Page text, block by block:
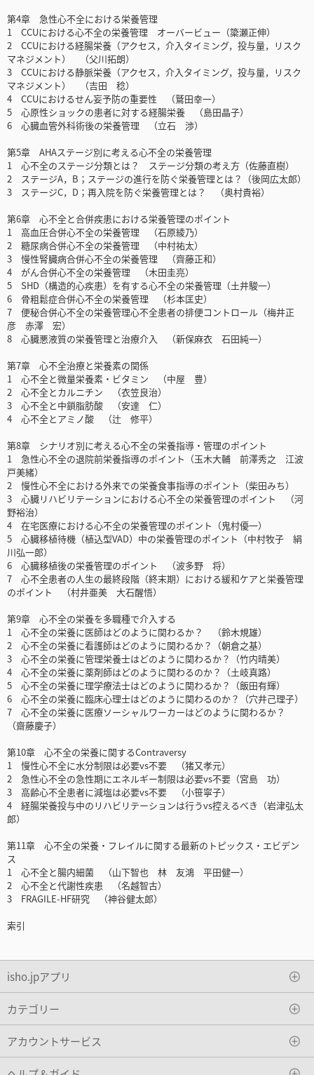
第4章 急性心不全における栄養管理
1 CCUにおける心不全の栄養管理 オーバービュー（簗瀬正伸）
2 CCUにおける経腸栄養（アクセス，介入タイミング，投与量，リスク
マネジメント） （父川拓朗）
3 CCUにおける静脈栄養（アクセス，介入タイミング，投与量，リスク
マネジメント） （吉田 稔）
4 CCUにおけるせん妄予防の重要性 （鷲田幸一）
5 心原性ショックの患者に対する経腸栄養 （島田晶子）
6 心臓血管外科術後の栄養管理 （立石 渉）
第5章 AHAステージ別に考える心不全の栄養管理
1 心不全のステージ分類とは？ ステージ分類の考え方（佐藤直樹）
2 ステージA，B；ステージの進行を防ぐ栄養管理とは？（後岡広太郎）
3 ステージC，D；再入院を防ぐ栄養管理とは？ （奥村貴裕）
第6章 心不全と合併疾患における栄養管理のポイント
1 高血圧合併心不全の栄養管理 （石原綾乃）
2 糖尿病合併心不全の栄養管理 （中村祐太）
3 慢性腎臓病合併心不全の栄養管理 （齊藤正和）
4 がん合併心不全の栄養管理 （木田圭亮）
5 SHD（構造的心疾患）を有する心不全の栄養管理（土井駿一）
6 骨粗鬆症合併心不全の栄養管理 （杉本匡史）
7 便秘合併心不全の栄養管理心不全患者の排便コントロール（梅井正
彦 赤澤 宏）
8 心臓悪液質の栄養管理と治療介入 （新保麻衣 石田純一）
第7章 心不全治療と栄養素の関係
1 心不全と微量栄養素・ビタミン （中屋 豊）
2 心不全とカルニチン （衣笠良治）
3 心不全と中鎖脂肪酸 （安達 仁）
4 心不全とアミノ酸 （辻 修平）
第8章 シナリオ別に考える心不全の栄養指導・管理のポイント
1 急性心不全の退院前栄養指導のポイント（玉木大輔 前澤秀之 江波
戸美緒）
2 慢性心不全における外来での栄養食事指導のポイント（柴田みち）
3 心臓リハビリテーションにおける心不全の栄養管理のポイント （河
野裕治）
4 在宅医療における心不全の栄養管理のポイント（鬼村優一）
5 心臓移植待機（植込型VAD）中の栄養管理のポイント（中村牧子 絹
川弘一郎）
6 心臓移植後の栄養管理のポイント （波多野 将）
7 心不全患者の人生の最終段階（終末期）における緩和ケアと栄養管理
のポイント （村井亜美 大石醒悟）
第9章 心不全の栄養を多職種で介入する
1 心不全の栄養に医師はどのように関わるか？ （鈴木規雄）
2 心不全の栄養に看護師はどのように関わるか？（朝倉之基）
3 心不全の栄養に管理栄養士はどのように関わるか？（竹内晴美）
4 心不全の栄養に薬剤師はどのように関わるのか？（土岐真路）
5 心不全の栄養に理学療法士はどのように関わるか？（飯田有輝）
6 心不全の栄養に臨床心理士はどのように関わるのか？（穴井己理子）
7 心不全の栄養に医療ソーシャルワーカーはどのように関わるか？
（齋藤慶子）
第10章 心不全の栄養に関するContraversy
1 慢性心不全に水分制限は必要vs不要 （猪又孝元）
2 急性心不全の急性期にエネルギー制限は必要vs不要（宮島 功）
3 高齢心不全患者に減塩は必要vs不要 （小笹寧子）
4 経腸栄養投与中のリハビリテーションは行うvs控えるべき（岩津弘太
郎）
第11章 心不全の栄養・フレイルに関する最新のトピックス・エビデン
ス
1 心不全と腸内細菌 （山下智也 林 友鴻 平田健一）
2 心不全と代謝性疾患 （名越智古）
3 FRAGILE-HF研究 （神谷健太郎）
索引
isho.jpアプリ
カテゴリー
アカウントサービス